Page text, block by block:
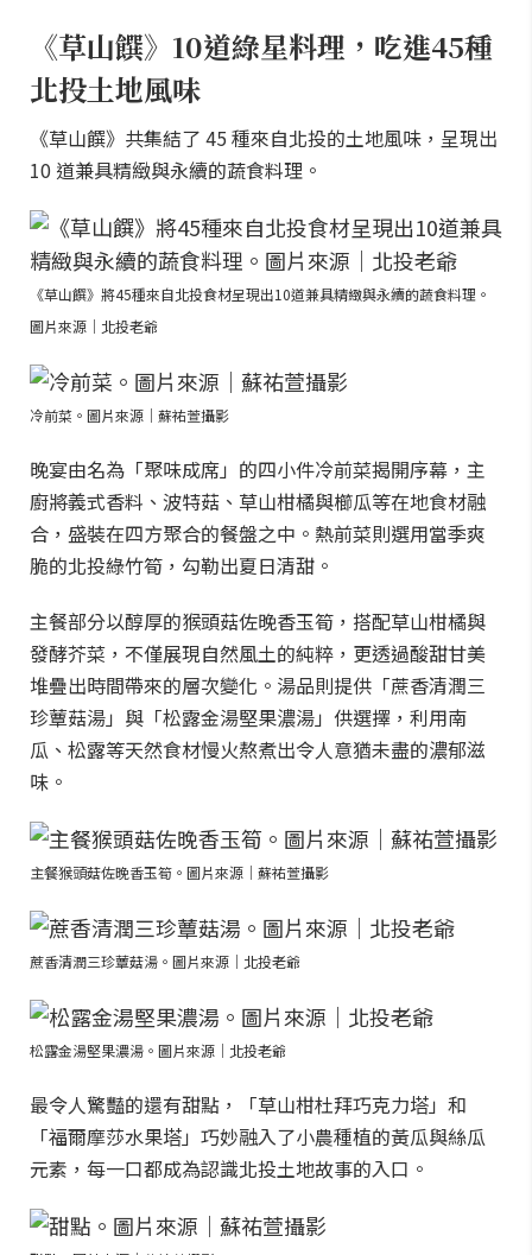
《草山饌》10道綠星料理，吃進45種
北投土地風味
《草山饌》共集結了 45 種來自北投的土地風味，呈現出
10 道兼具精緻與永續的蔬食料理。
《草山饌》將45種來自北投食材呈現出10道兼具精緻與永續的蔬食料理。
圖片來源｜北投老爺
冷前菜。圖片來源｜蘇祐萱攝影
晚宴由名為「聚味成席」的四小件冷前菜揭開序幕，主
廚將義式香料、波特菇、草山柑橘與櫛瓜等在地食材融
合，盛裝在四方聚合的餐盤之中。熱前菜則選用當季爽
脆的北投綠竹筍，勾勒出夏日清甜。
主餐部分以醇厚的猴頭菇佐晚香玉筍，搭配草山柑橘與
發酵芥菜，不僅展現自然風土的純粹，更透過酸甜甘美
堆疊出時間帶來的層次變化。湯品則提供「蔗香清潤三
珍蕈菇湯」與「松露金湯堅果濃湯」供選擇，利用南
瓜、松露等天然食材慢火熬煮出令人意猶未盡的濃郁滋
味。
主餐猴頭菇佐晚香玉筍。圖片來源｜蘇祐萱攝影
蔗香清潤三珍蕈菇湯。圖片來源｜北投老爺
松露金湯堅果濃湯。圖片來源｜北投老爺
最令人驚豔的還有甜點，「草山柑杜拜巧克力塔」和
「福爾摩莎水果塔」巧妙融入了小農種植的黃瓜與絲瓜
元素，每一口都成為認識北投土地故事的入口。